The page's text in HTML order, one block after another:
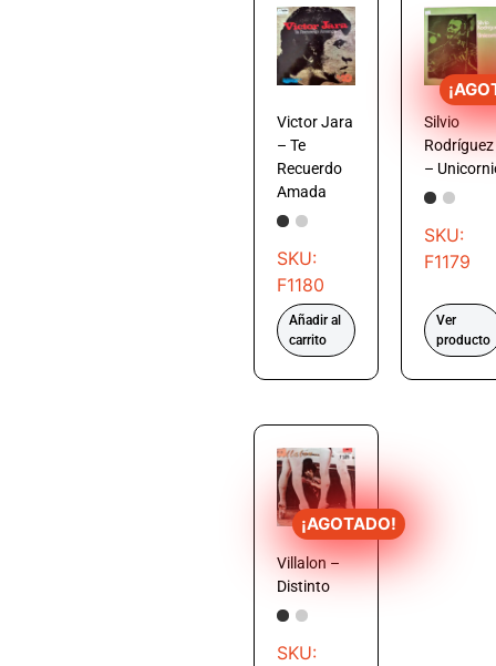
Victor Jara
– Te
Recuerdo
Amada
SKU:
F1180
Añadir al
carrito
Silvio
Rodríguez
–
SKU:
F1179
Ver
producto
¡AGOTADO!
Villalon –
Distinto
SKU: